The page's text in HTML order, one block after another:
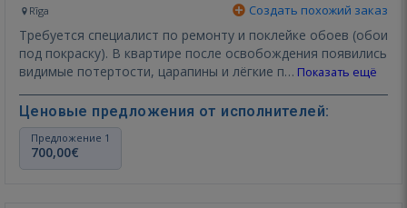
Rīga Создать похожий заказ
Требуется специалист по ремонту и поклейке обоев (обои
под покраску). В квартире после освобождения появились
видимые потертости, царапины и лёгкие п… Показать ещё
Ценовые предложения от исполнителей:
Предложение 1
700,00€